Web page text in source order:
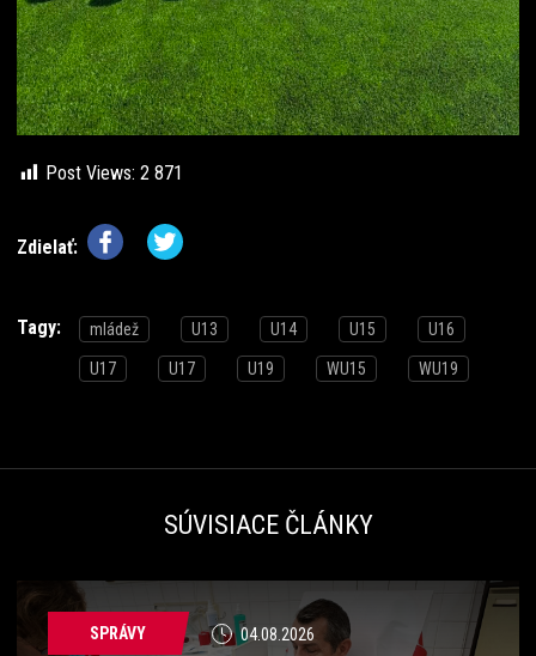
Post Views: 2 871
Zdielať:
Tagy: mládež U13 U14 U15 U16
U17 U17 U19 WU15 WU19
SÚVISIACE ČLÁNKY
SPRÁVY 04.08.2026